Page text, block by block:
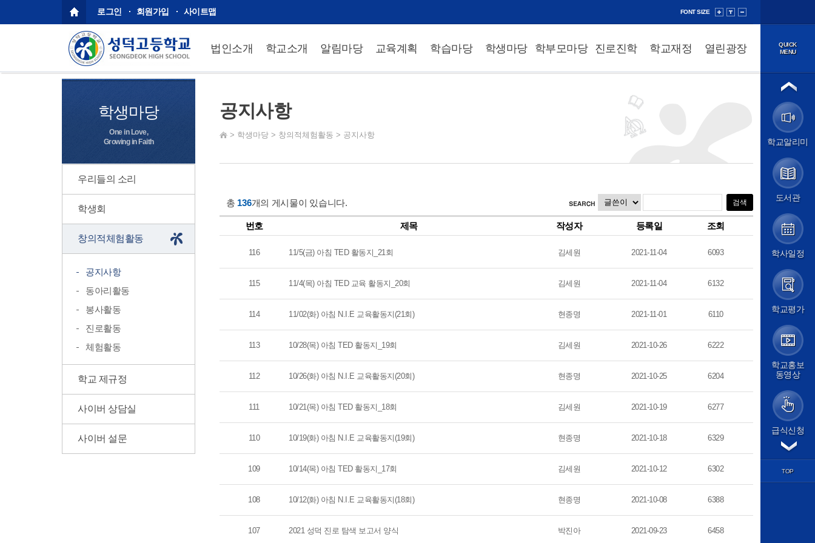
로그인 회원가입 사이트맵 FONT SIZE
법인소개 학교소개 알림마당 교육계획 학습마당 학생마당 학부모마당 진로진학 학교재정 열린광장
법인소개
이사장
법인정보공개
학교소개
학교 상징
학교 홍보
교직원소개
오시는 길
알림마당
공지사항
가정통신문
급식실
교육계획
교육계획서
교육과정
방과후학교
경시대회
학과별 교육
교과 학습자료
기출문제
논문검색
공지사항
> 학생마당 > 창의적체험활동 > 공지사항
총 136개의 게시물이 있습니다.
번호 제목 작성자 등록일 조회
116 11/5(금) 아침 TED 활동지_21회 김세원 2021-11-04 6093
115 11/4(목) 아침 TED 교육 활동지_20회 김세원 2021-11-04 6132
114 11/02(화) 아침 N.I.E 교육활동지(21회) 현종명 2021-11-01 6110
113 10/28(목) 아침 TED 활동지_19회 김세원 2021-10-26 6222
112 10/26(화) 아침 N.I.E 교육활동지(20회) 현종명 2021-10-25 6204
111 10/21(목) 아침 TED 활동지_18회 김세원 2021-10-19 6277
110 10/19(화) 아침 N.I.E 교육활동지(19회) 현종명 2021-10-18 6329
109 10/14(목) 아침 TED 활동지_17회 김세원 2021-10-12 6302
108 10/12(화) 아침 N.I.E 교육활동지(18회) 현종명 2021-10-08 6388
107 2021 성덕 진로 탐색 보고서 양식 박진아 2021-09-23 6458
학생마당
One in Love,
Growing in Faith
우리들의 소리
학생회
창의적체험활동
공지사항
동아리활동
봉사활동
진로활동
체험활동
학교 제규정
사이버 상담실
사이버 설문
QUICK
MENU
학교알리미
도서관
학사일정
학교평가
학교홍보
동영상
급식신청
TOP